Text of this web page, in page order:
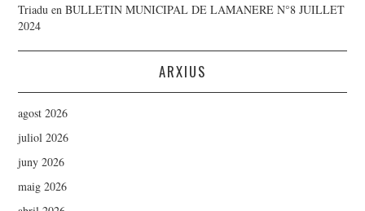
Triadu enBULLETIN MUNICIPAL DE LAMANERE N°8 JUILLET
2024
ARXIUS
agost 2026
juliol 2026
juny 2026
maig 2026